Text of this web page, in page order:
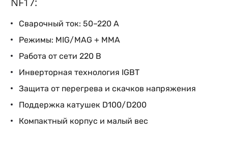
Сварочный ток: 50–220 А
Режимы: MIG/MAG + MMA
Работа от сети 220 В
Инверторная технология IGBT
Защита от перегрева и скачков напряжения
Поддержка катушек D100/D200
Компактный корпус и малый вес